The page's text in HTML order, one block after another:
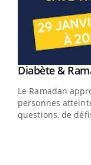
Youtube
Diabète &
Le Ramadan
personnes
questions, de